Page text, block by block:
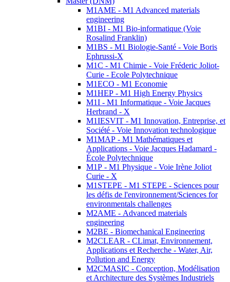
M1AME - M1 Advanced materials
engineering
M1BI - M1 Bio-informatique (Voie
Rosalind Franklin)
M1BS - M1 Biologie-Santé - Voie Boris
Ephrussi-X
M1C - M1 Chimie - Voie Fréderic Joliot-
Curie - Ecole Polytechnique
M1ECO - M1 Economie
M1HEP - M1 High Energy Physics
M1I - M1 Informatique - Voie Jacques
Herbrand - X
M1IESVIT - M1 Innovation, Entreprise, et
Société - Voie Innovation technologique
M1MAP - M1 Mathématiques et
Applications - Voie Jacques Hadamard -
École Polytechnique
M1P - M1 Physique - Voie Irène Joliot
Curie - X
M1STEPE - M1 STEPE - Sciences pour
les défis de l'environnement/Sciences for
environmentals challenges
M2AME - Advanced materials
engineering
M2BE - Biomechanical Engineering
M2CLEAR - CLimat, Environnement,
Applications et Recherche - Water, Air,
Pollution and Energy
M2CMASIC - Conception, Modélisation
et Architecture des Systèmes Industriels